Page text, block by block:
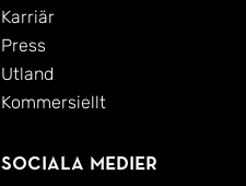
Karriär
Press
Utland
Kommersiellt
Sociala medier